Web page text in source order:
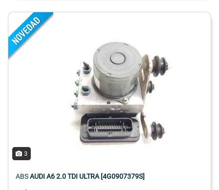
3
ABSAUDI A6 2.0 TDI ULTRA [4G0907379S]